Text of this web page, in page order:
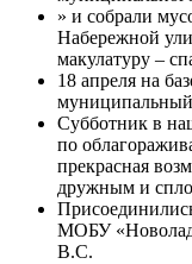
» и собрали
Набережной
макулатуру –
18 апреля на
муниципальный
Субботник в
по
прекрасная
дружным и
МОБУ
В.С.